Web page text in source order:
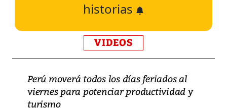
historias
VIDEOS
Perú moverá todos los días feriados al
viernes para potenciar productividad y
turismo